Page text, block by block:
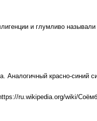
и глумливо
красно-синий
ru.wikipedia.org/wiki/